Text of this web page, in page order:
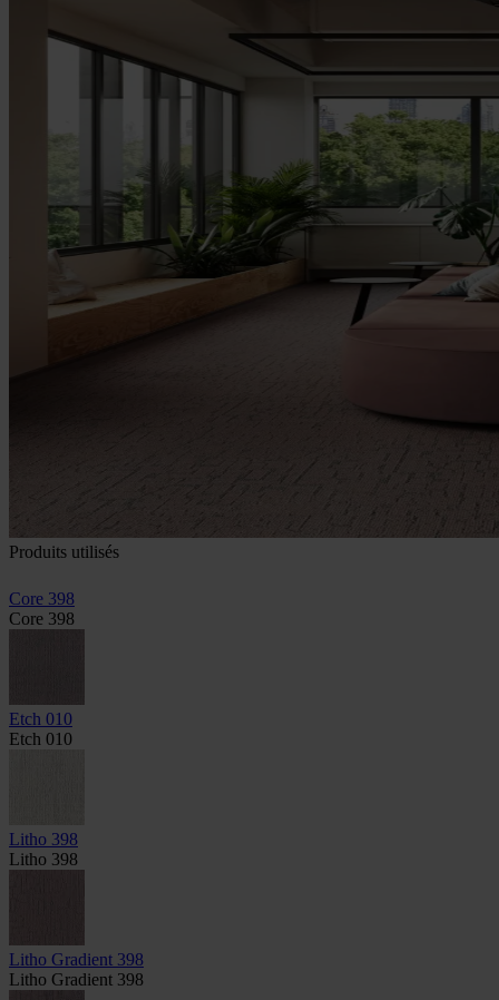
Produits utilisés
Core 398
Core 398
Etch 010
Etch 010
Litho 398
Litho 398
Litho Gradient 398
Litho Gradient 398